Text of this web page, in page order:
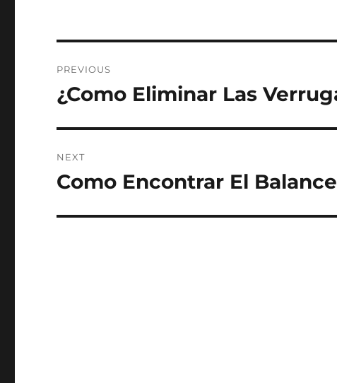
navigation
PREVIOUS
Previous
¿Como Eliminar Las
NEXT
Next
Como Encontrar El